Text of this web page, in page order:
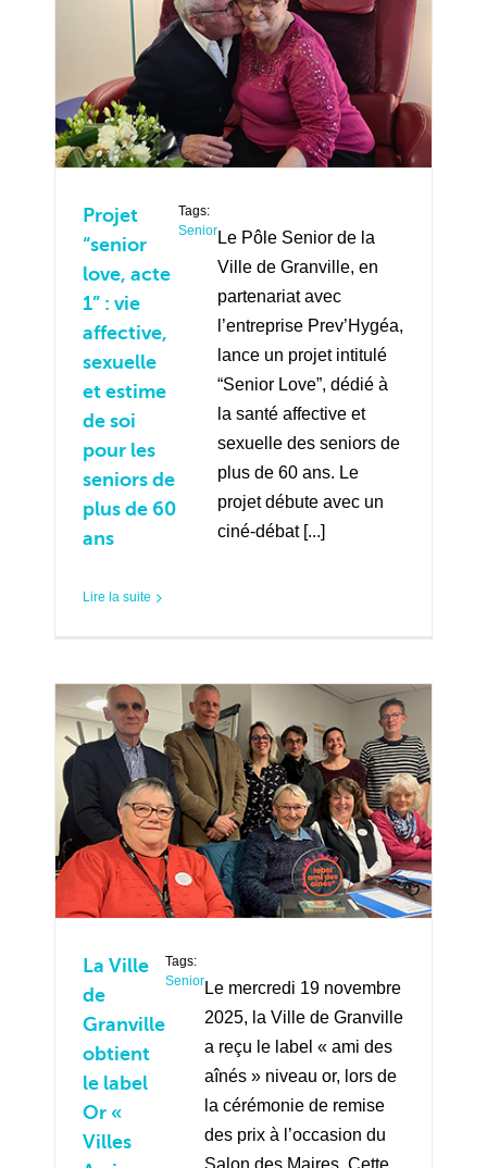
Projet
“senior
love, acte
1” : vie
affective,
sexuelle
et estime
de soi
pour les
seniors de
plus de 60
ans
Tags:
Senior Le Pôle Senior de la
Ville de Granville, en
partenariat avec
l’entreprise Prev’Hygéa,
lance un projet intitulé
“Senior Love”, dédié à
la santé affective et
sexuelle des seniors de
plus de 60 ans. Le
projet débute avec un
ciné-débat [...]
Lire la suite
La Ville
de
Granville
obtient
le label
Or «
Villes
Tags:
Senior Le mercredi 19 novembre
2025, la Ville de Granville
a reçu le label « ami des
aînés » niveau or, lors de
la cérémonie de remise
des prix à l’occasion du